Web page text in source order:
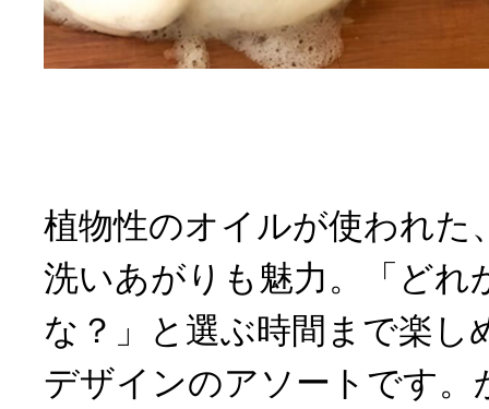
植物性のオイルが使われた
洗いあがりも魅力。「どれ
な？」と選ぶ時間まで楽し
デザインのアソートです。